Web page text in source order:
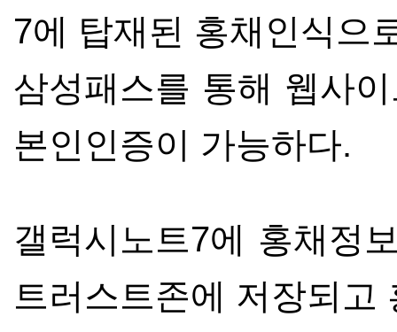
7에 탑재된 홍채인식으
삼성패스를 통해 웹사
본인인증이 가능하다.
갤럭시노트7에 홍채정
트러스트존에 저장되